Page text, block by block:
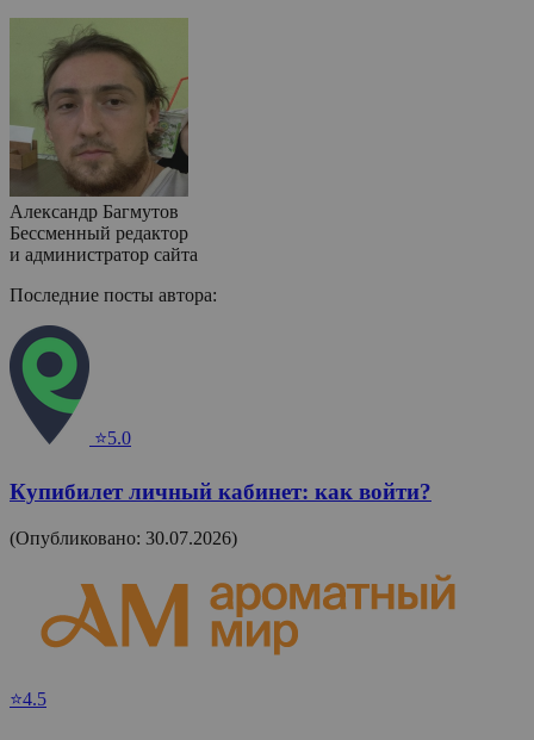
Александр Багмутов
Бессменный редактор
и администратор сайта
Последние посты автора:
⭐5.0
Купибилет личный кабинет: как войти?
(Опубликовано: 30.07.2026)
⭐4.5